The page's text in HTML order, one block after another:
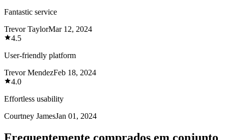
Fantastic service
Trevor TaylorMar 12, 2024
4.5
User-friendly platform
Trevor MendezFeb 18, 2024
4.0
Effortless usability
Courtney JamesJan 01, 2024